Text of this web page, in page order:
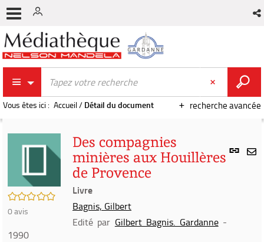
recherche avancée
Vous êtes ici : Accueil/ Détail du document
Lien
/5
0avis
Des compagnies
minières aux Houillères
de Provence
Livre
Bagnis, Gilbert
Edité par Gilbert Bagnis. Gardanne-
1990